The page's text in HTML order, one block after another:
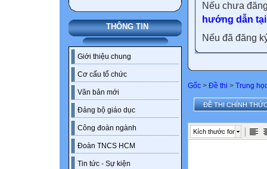
THÔNG TIN
Giới thiệu chung
Cơ cấu tổ chức
Văn bản mới
Đảng bộ giáo dục
Công đoàn ngành
Đoàn TNCS HCM
Tin tức - Sự kiện
Nếu chưa
hướng dẫn
Nếu đã đăng
Gốc > Đề thi > Trung
ĐỀ THI CHÍNH
Kích thước font